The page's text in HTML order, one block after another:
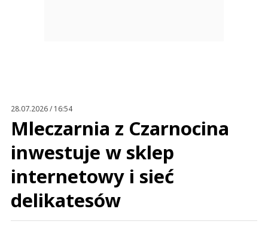
28.07.2026 / 16:54
Mleczarnia z Czarnocina
inwestuje w sklep
internetowy i sieć
delikatesów